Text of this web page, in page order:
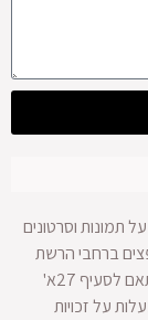
תמונות וסרטונים
ברחבי הרשת
ולא מתאפשרת הגעה למקור החומר הויזאולי, לכן בהתאם לסעיף 27א'
על זכויות